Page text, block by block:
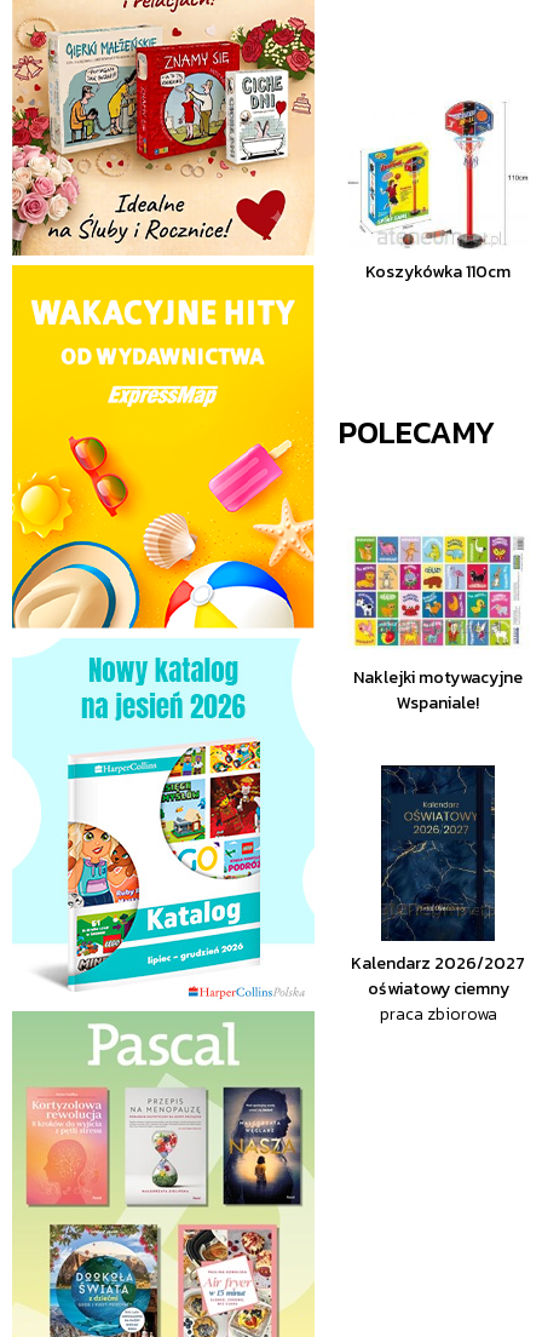
Koszykówka 110cm
POLECAMY
Naklejki motywacyjne
Wspaniale!
Kalendarz 2026/2027
oświatowy ciemny
praca zbiorowa